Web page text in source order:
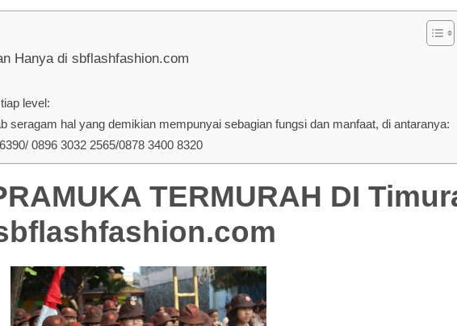
Hanya di sbflashfashion.com
level:
hal yang demikian mempunyai sebagian fungsi dan manfaat, di antaranya:
0896 3032 2565/0878 3400 8320
TERMURAH DI